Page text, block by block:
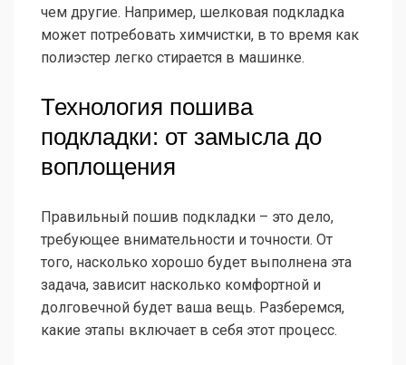
чем другие. Например, шелковая подкладка
может потребовать химчистки, в то время как
полиэстер легко стирается в машинке.
Технология пошива
подкладки: от замысла до
воплощения
Правильный пошив подкладки – это дело,
требующее внимательности и точности. От
того, насколько хорошо будет выполнена эта
задача, зависит насколько комфортной и
долговечной будет ваша вещь. Разберемся,
какие этапы включает в себя этот процесс.